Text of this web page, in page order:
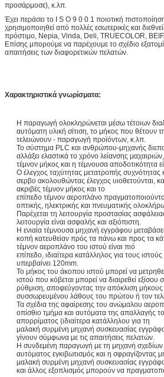
προσάρμοσε), κ.λπ.
Έχει περάσει το Ι S Ο 9 0 0 1 ποιοτική
χρησιμοποιηθεί από πολλές εσωτερικές και
πρόστιμο, Nepia, Vinda, Deli, TRUECOLOR,
Επίσης μπορούμε να παρέχουμε το σχέδιο
απαιτήσεις των διαφορετικών πελατών.
Χαρακτηριστικά γνωρίσματα:
Η παραγωγή ολοκληρώνεται μέσω τέτοιων
αυτόματη υλική σίτιση, το μήκος που θέτουν
τελειώνουν - παραγωγή προϊόντων, κ.λπ.
Το σύστημα PLC και ανθρώπου-μηχανής
αλλάξει ελαστικά το χρόνο λείανσης
τέμνον μήκος και η τέμνουσα αποδοτικότητα
Ο έλεγχος ταχύτητας μετατροπής συχνότητας
σερβο ακολουθώντας έλεγχος υιοθετούνται,
ακριβές τέμνον μήκος και το
επίπεδο τέμνον αεροπλάνο
οπτικής, ηλεκτρικής και πνευματικής
Παρέχεται τη λειτουργία προστασίας
λειτουργία είναι ασφαλής και αξιόπιστη.
Η ενιαία τέμνουσα μηχανή εγγράφου
κοπή κατευθείαν πρός τα πάνω και προς τα
τέμνον αεροπλάνο του ιστού είναι πιό
επίπεδο, ιδιαίτερα κατάλληλος για τους
υπερβαίνει 120mm.
Το μήκος του άκοπου ιστού μπορεί να
ιστού που κόβεται μπορεί να διαιρεθεί
ρύθμιση, αποφεύγοντας την απόκλιση
συσσωρευμένου λάθους του πρώτου ή τον
Τα σχέδια της αφαίρεσης του ανώμαλου
οπίσθιο τμήμα και αυτόματα της απαλλαγής
απορρίματος (ιδιαίτερα κατάλληλου για τη
μαλακή συρμένη μηχανή συσκευασίας
γίνουν σύμφωνα με τις απαιτήσεις πελατών.
Η συνδεμένη παραγωγή με τη μηχανή
αυτόματος εγκιβωτισμός και η σφραγίζοντας
μαλακή συρμένη μηχανή συσκευασίας
και άλλος εξοπλισμός μπορούν να